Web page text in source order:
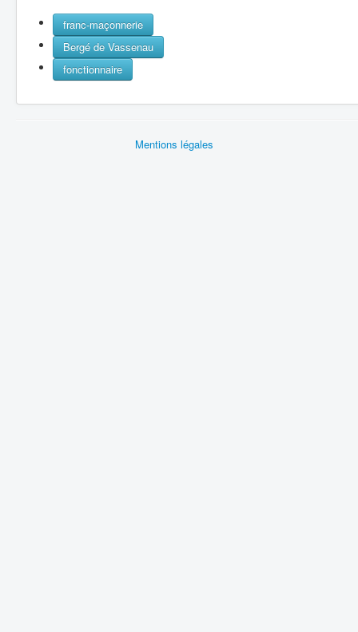
franc-maçonnerie
Bergé de Vassenau
fonctionnaire
Mentions légales